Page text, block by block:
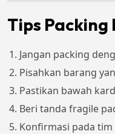
Tips Packing
Jangan packing
Pisahkan barang
Pastikan bawah
Beri tanda fragile
Konfirmasi pada